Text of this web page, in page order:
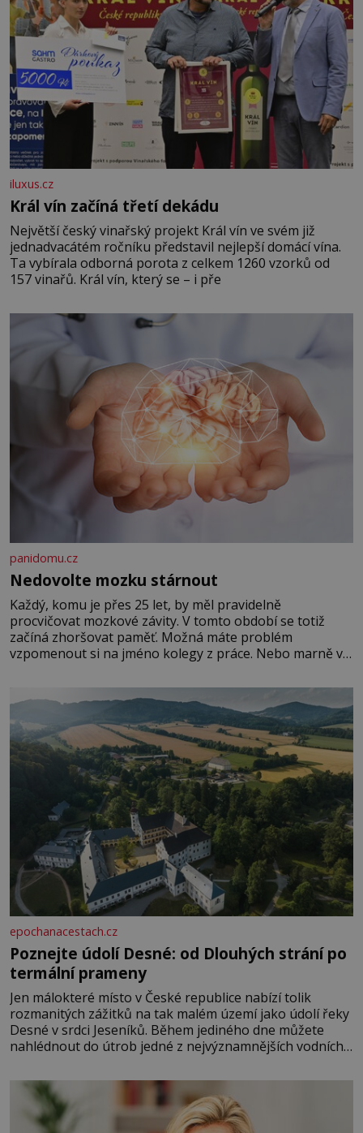
iluxus.cz
Král vín začíná třetí dekádu
Největší český vinařský projekt Král vín ve svém již
jednadvacátém ročníku představil nejlepší domácí vína.
Ta vybírala odborná porota z celkem 1260 vzorků od
157 vinařů. Král vín, který se – i pře
panidomu.cz
Nedovolte mozku stárnout
Každý, komu je přes 25 let, by měl pravidelně
procvičovat mozkové závity. V tomto období se totiž
začíná zhoršovat paměť. Možná máte problém
vzpomenout si na jméno kolegy z práce. Nebo marně v
Je to opravdu tak, s věkem jako kdyby se paměť
rozhodla stávkovat. Cvičte
epochanacestach.cz
Poznejte údolí Desné: od Dlouhých strání po
termální prameny
Jen málokteré místo v České republice nabízí tolik
rozmanitých zážitků na tak malém území jako údolí řeky
Desné v srdci Jeseníků. Během jediného dne můžete
nahlédnout do útrob jedné z nejvýznamnějších vodních
se na koloběžce a den zakončit poznáváním památek ve
Velkých Losinách nebo v termálním